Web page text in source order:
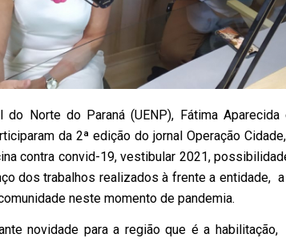
do Norte do Paraná (UENP), Fátima
da 2ª edição do jornal Operação
contra convid-19, vestibular 2021,
dos trabalhos realizados à frente a entidade,
neste momento de pandemia.
novidade para a região que é a